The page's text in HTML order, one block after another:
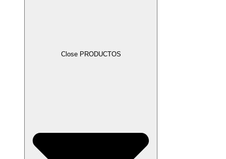
Close PRODUCTOS